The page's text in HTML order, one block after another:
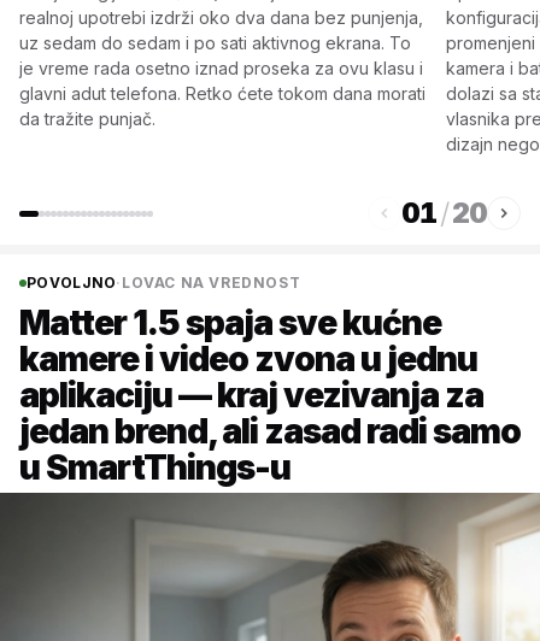
realnoj upotrebi izdrži oko dva dana bez punjenja,
uz sedam do sedam i po sati aktivnog ekrana. To
je vreme rada osetno iznad proseka za ovu klasu i
glavni adut telefona. Retko ćete tokom dana morati
da tražite punjač.
kamera i
dolazi sa
vlasnika
dizajn
01/20
POVOLJNO· LOVAC NA VREDNOST
Matter 1.5 spaja sve kućne
kamere i video zvona u jednu
aplikaciju — kraj vezivanja za
jedan brend, ali zasad radi samo
u SmartThings-u